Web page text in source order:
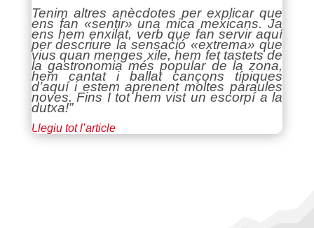
Tenim altres anècdotes per explicar que
ens fan «sentir» una mica mexicans. Ja
ens hemenxilat, verb que fan servir aquí
per descriure la sensació «extrema» que
vius quan menges xile, hem fet tastets de
la gastronomiamés popular de la zona,
hem cantat i ballat cançons típiques
d’aquí i estem aprenent moltes paraules
noves. Fins I tot hem vist un escorpí a la
dutxa!”
Llegiu tot l’article